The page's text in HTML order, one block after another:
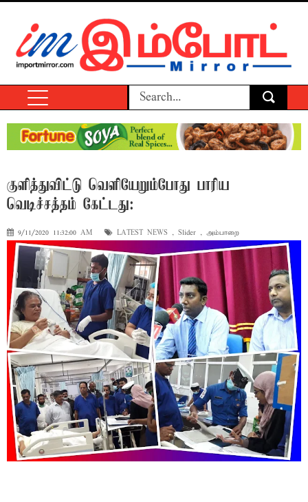
குளித்துவிட்டு வெளியேறும்போது பாரிய
வெடிச்சத்தம் கேட்டது:
9/11/2020 11:32:00 AM LATEST NEWS , Slider , அம்பாறை